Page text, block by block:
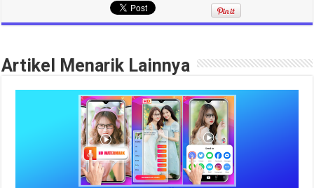
Artikel Menarik Lainnya